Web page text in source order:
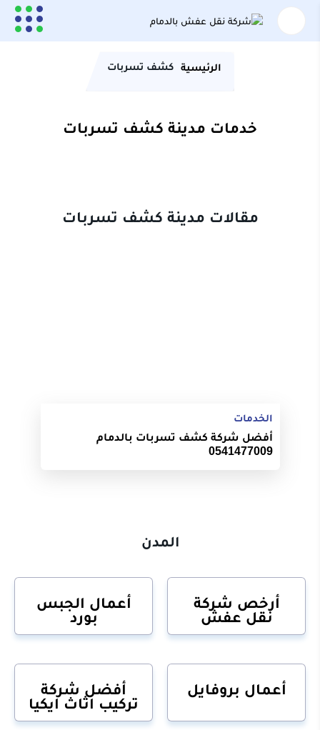
الرئيسية كشف تسربات
خدمات مدينة كشف تسربات
مقالات مدينة كشف تسربات
الخدمات
أفضل شركة كشف تسربات بالدمام
0541477009
المدن
أرخص شركة
نقل عفش
أعمال الجبس
بورد
أعمال بروفايل
أفضل شركة
تركيب اثاث ايكيا